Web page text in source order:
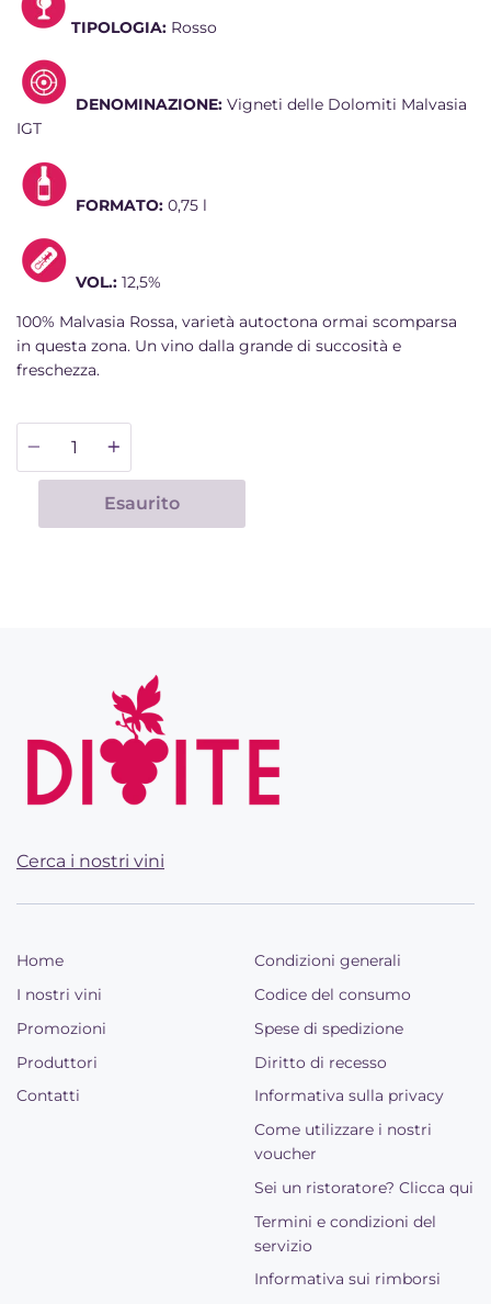
TIPOLOGIA: Rosso
DENOMINAZIONE: Vigneti delle Dolomiti Malvasia
IGT
FORMATO: 0,75 l
VOL.: 12,5%
100% Malvasia Rossa, varietà autoctona ormai scomparsa
in questa zona. Un vino dalla grande di succosità e
freschezza.
Quantità
Esaurito
Cerca i nostri vini
Home
I nostri vini
Promozioni
Produttori
Contatti
Condizioni generali
Codice del consumo
Spese di spedizione
Diritto di recesso
Informativa sulla privacy
Come utilizzare i nostri
voucher
Sei un ristoratore? Clicca qui
Termini e condizioni del
servizio
Informativa sui rimborsi